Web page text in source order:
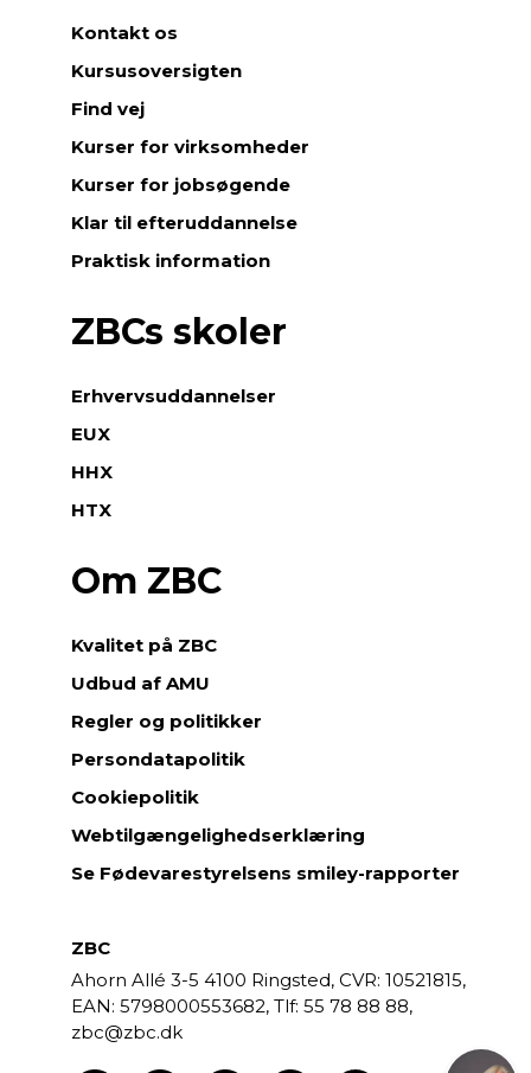
Kontakt os
Kursusoversigten
Find vej
Kurser for virksomheder
Kurser for jobsøgende
Klar til efteruddannelse
Praktisk information
ZBCs skoler
Erhvervsuddannelser
EUX
HHX
HTX
Om ZBC
Kvalitet på ZBC
Udbud af AMU
Regler og politikker
Persondatapolitik
Cookiepolitik
Webtilgængelighedserklæring
Se Fødevarestyrelsens smiley-rapporter
ZBC
Ahorn Allé 3-5 4100 Ringsted, CVR: 10521815,
EAN: 5798000553682,
55 78 88 88,
zbc@zbc.dk